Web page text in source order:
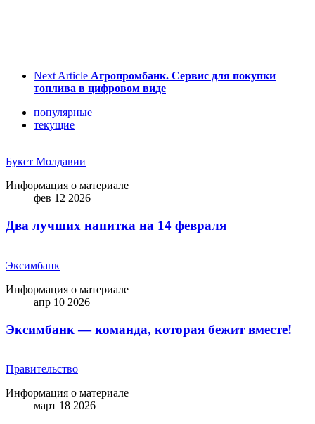
Next Article Агропромбанк. Сервис для покупки
топлива в цифровом виде
популярные
текущие
Букет Молдавии
Информация о материале
фев 12 2026
Два лучших напитка на 14 февраля
Эксимбанк
Информация о материале
апр 10 2026
Эксимбанк — команда, которая бежит вместе!
Правительство
Информация о материале
март 18 2026